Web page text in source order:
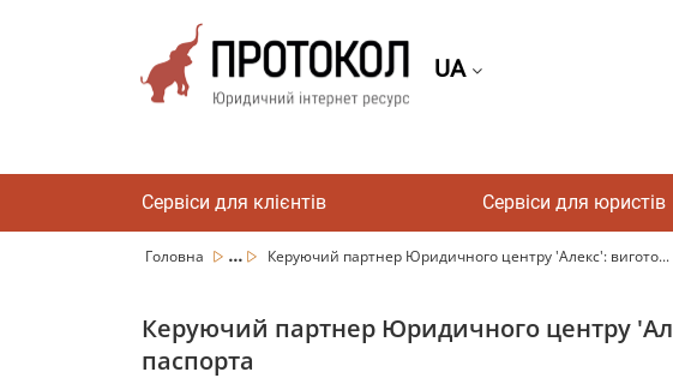
UA
Сервіси для клієнтів Сервіси для юристів
Головна ... Керуючий партнер Юридичного центру 'Алекс': вигото...
Керуючий партнер Юридичного центру
паспорта